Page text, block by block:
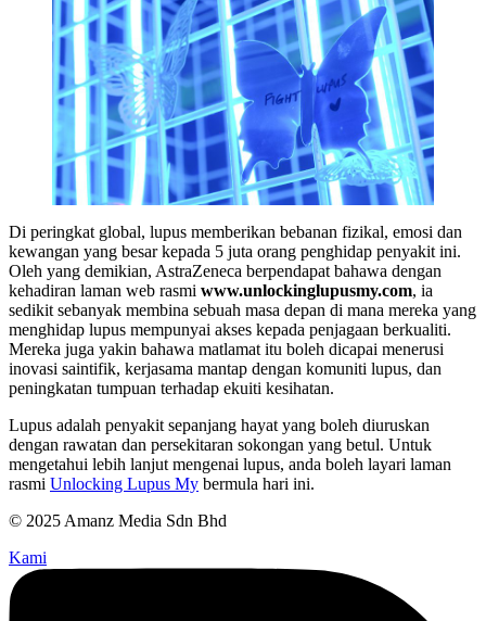
Di peringkat global, lupus memberikan bebanan fizikal, emosi dan
kewangan yang besar kepada 5 juta orang penghidap penyakit ini.
Oleh yang demikian, AstraZeneca berpendapat bahawa dengan
kehadiran laman web rasmi www.unlockinglupusmy.com, ia
sedikit sebanyak membina sebuah masa depan di mana mereka yang
menghidap lupus mempunyai akses kepada penjagaan berkualiti.
Mereka juga yakin bahawa matlamat itu boleh dicapai menerusi
inovasi saintifik, kerjasama mantap dengan komuniti lupus, dan
peningkatan tumpuan terhadap ekuiti kesihatan.
Lupus adalah penyakit sepanjang hayat yang boleh diuruskan
dengan rawatan dan persekitaran sokongan yang betul. Untuk
mengetahui lebih lanjut mengenai lupus, anda boleh layari laman
rasmi Unlocking Lupus My bermula hari ini.
© 2025 Amanz Media Sdn Bhd
Kami